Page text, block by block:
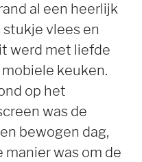
al een heerlijk
vlees en
werd met liefde
keuken.
op het
was de
bewogen dag,
was om de